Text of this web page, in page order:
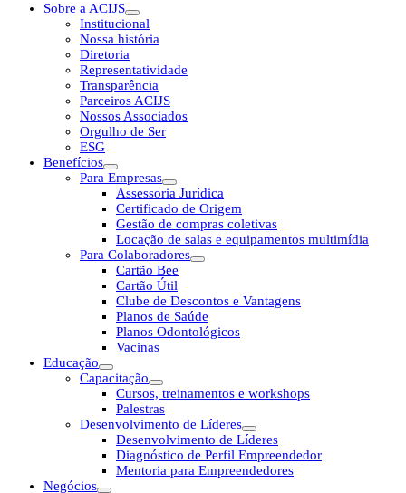
Sobre a ACIJS
Institucional
Nossa história
Diretoria
Representatividade
Transparência
Parceiros ACIJS
Nossos Associados
Orgulho de Ser
ESG
Benefícios
Para Empresas
Assessoria Jurídica
Certificado de Origem
Gestão de compras coletivas
Locação de salas e equipamentos multimídia
Para Colaboradores
Cartão Bee
Cartão Útil
Clube de Descontos e Vantagens
Planos de Saúde
Planos Odontológicos
Vacinas
Educação
Capacitação
Cursos, treinamentos e workshops
Palestras
Desenvolvimento de Líderes
Desenvolvimento de Líderes
Diagnóstico de Perfil Empreendedor
Mentoria para Empreendedores
Negócios